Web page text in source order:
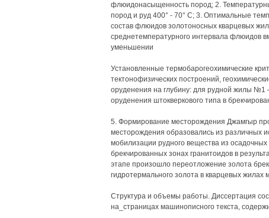
флюидонасыщенность пород; 2.
пород и руд 400° - 70° С; 3. Оптимальные
состав флюидов золотоносных кварцевых
среднетемпературного интервала флюидов
уменьшении
Установленные термобарогеохимические
тектонофизических построений,
оруденения на глубину: для рудной жилы
оруденения штокверкового типа в
5. Формирование месторождения Джамгыр
месторождения образовались из различных
мобилизации рудного вещества из
брекчированных зонах гранитоидов в
этапе произошло переотложение золота
гидротермального золота в кварцевых жилах
Структура и объемы работы. Диссертация
на_страницах машинописного текста,